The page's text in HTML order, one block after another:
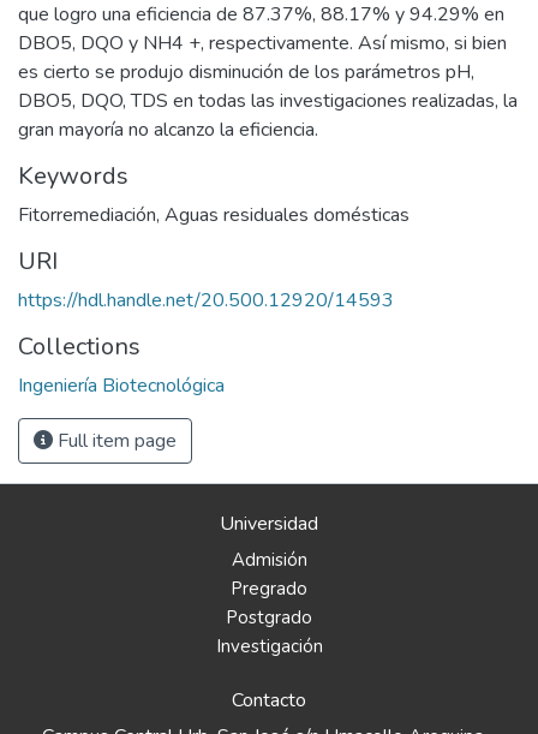
que logro una eficiencia de 87.37%, 88.17% y 94.29% en
DBO5, DQO y NH4 +, respectivamente. Así mismo, si bien
es cierto se produjo disminución de los parámetros pH,
DBO5, DQO, TDS en todas las investigaciones realizadas, la
gran mayoría no alcanzo la eficiencia.
Keywords
Fitorremediación, Aguas residuales domésticas
URI
https://hdl.handle.net/20.500.12920/14593
Collections
Ingeniería Biotecnológica
Full item page
Universidad
Admisión
Pregrado
Postgrado
Investigación
Contacto